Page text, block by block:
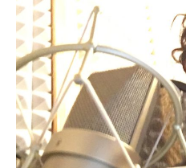
Berlinghoff
und
Zucchini!